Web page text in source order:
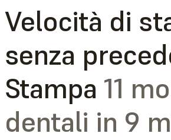
Velocità di
senza
Stampa 11
dentali in 9